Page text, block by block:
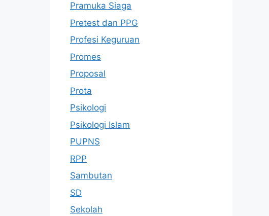
Pramuka Siaga
Pretest dan PPG
Profesi Keguruan
Promes
Proposal
Prota
Psikologi
Psikologi Islam
PUPNS
RPP
Sambutan
SD
Sekolah